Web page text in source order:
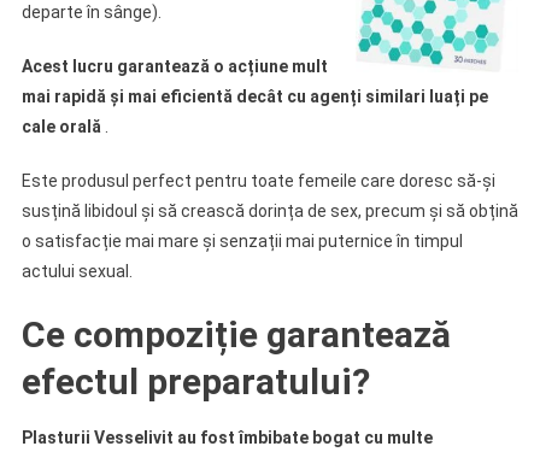
departe în sânge).
Acest lucru garantează o acțiune mult
mai rapidă și mai eficientă decât cu agenți similari luați pe
cale orală
Este produsul perfect pentru toate femeile care doresc să-și
susțină libidoul și să crească dorința de sex, precum și să obțină
o satisfacție mai mare și senzații mai puternice în timpul
actului sexual.
Ce compoziție garantează
efectul preparatului?
Plasturii Vesselivit au fost îmbibate bogat cu multe